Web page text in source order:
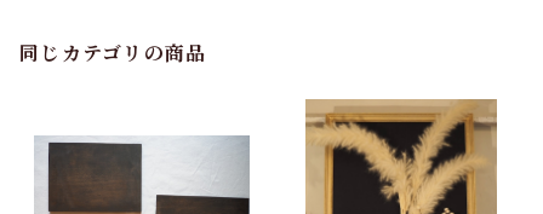
同じカテゴリの商品